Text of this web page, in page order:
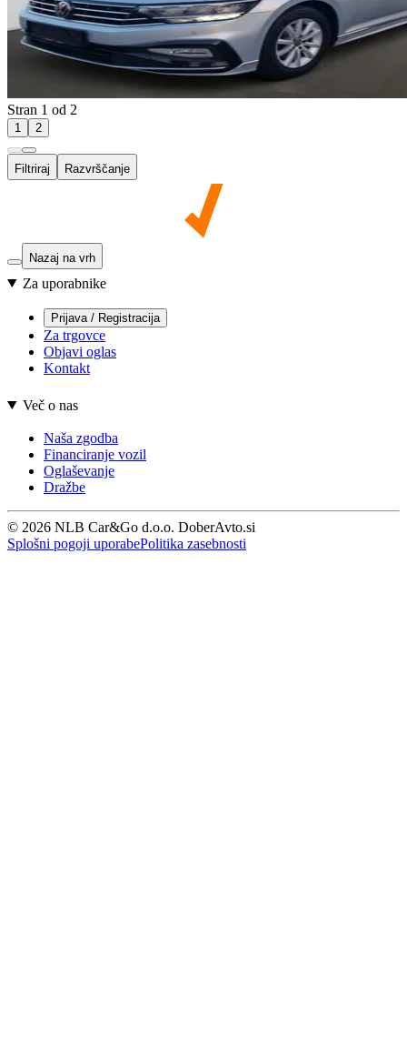
Stran 1 od 2
1 2
Filtriraj Razvrščanje
Nazaj na vrh
Za uporabnike
Prijava / Registracija
Za trgovce
Objavi oglas
Kontakt
Več o nas
Naša zgodba
Financiranje vozil
Oglaševanje
Dražbe
© 2026 NLB Car&Go d.o.o. DoberAvto.si
Splošni pogoji uporabePolitika zasebnosti